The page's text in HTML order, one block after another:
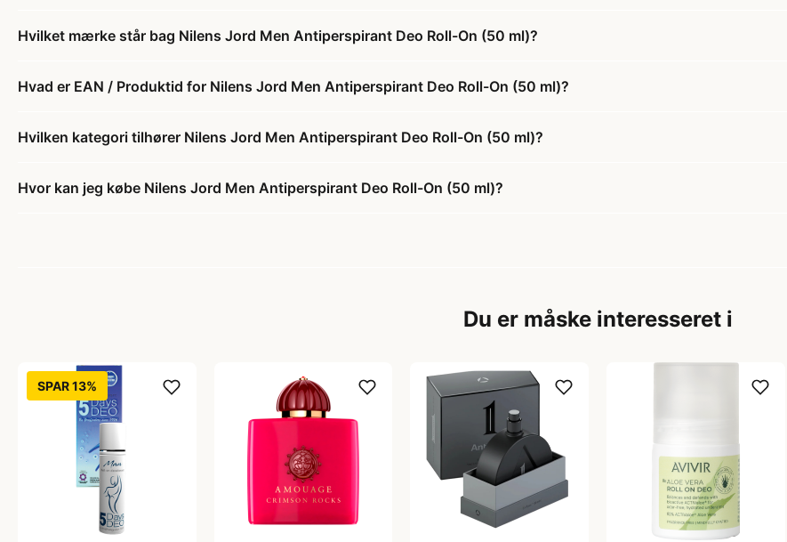
Hvilket mærke står bag Nilens Jord Men Antiperspirant Deo Roll-On (50 ml)?
Hvad er EAN / Produktid for Nilens Jord Men Antiperspirant Deo Roll-On (50 ml)?
Hvilken kategori tilhører Nilens Jord Men Antiperspirant Deo Roll-On (50 ml)?
Hvor kan jeg købe Nilens Jord Men Antiperspirant Deo Roll-On (50 ml)?
Du er måske interesseret i
SPAR 13%